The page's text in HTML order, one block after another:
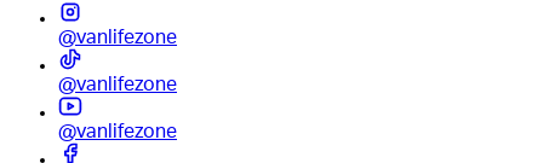
@vanlifezone
@vanlifezone
@vanlifezone